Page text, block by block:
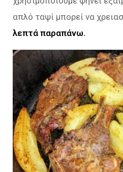
απλό ταψί μπορεί να
λεπτά παραπάνω.